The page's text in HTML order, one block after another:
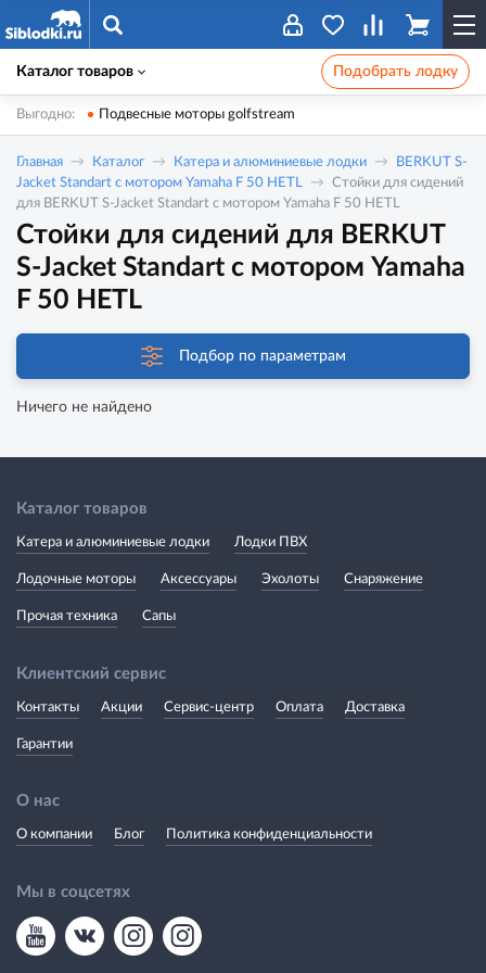
Каталог товаров Подобрать лодку
Выгодно: Подвесные моторы golfstream
Главная Каталог Катера и алюминиевые лодки
BERKUT S-
Jacket Standart с мотором Yamaha F 50 HETL
Стойки для сидений
для BERKUT S-Jacket Standart с мотором Yamaha F 50 HETL
Стойки для сидений для BERKUT
S-Jacket Standart с мотором Yamaha
F 50 HETL
Подбор по параметрам
Ничего не найдено
Каталог товаров
Катера и алюминиевые лодки Лодки ПВХ
Лодочные моторы Аксессуары Эхолоты Снаряжение
Прочая техника Сапы
Клиентский сервис
Контакты Акции Сервис-центр Оплата Доставка
Гарантии
О нас
О компании Блог Политика конфиденциальности
Мы в соцсетях